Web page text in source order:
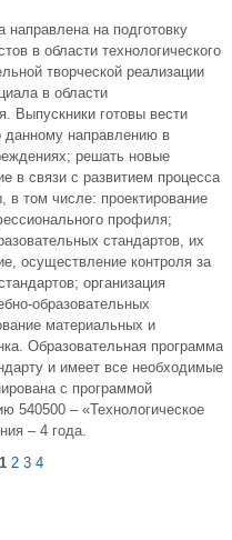
направлена на подготовку
в области технологического
творческой реализации
в области
Выпускники готовы вести
данному направлению в
решать новые
в связи с развитием процесса
в том числе: проектирование
профиля;
стандартов, их
осуществление контроля за
организация
образовательных
материальных и
Образовательная программа
и имеет все необходимые
с программой
540500 – «Технологическое
– 4 года.
1 2 3 4